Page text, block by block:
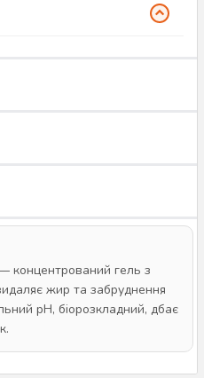
концентрований гель з
жир та забруднення
pH, біорозкладний, дбає